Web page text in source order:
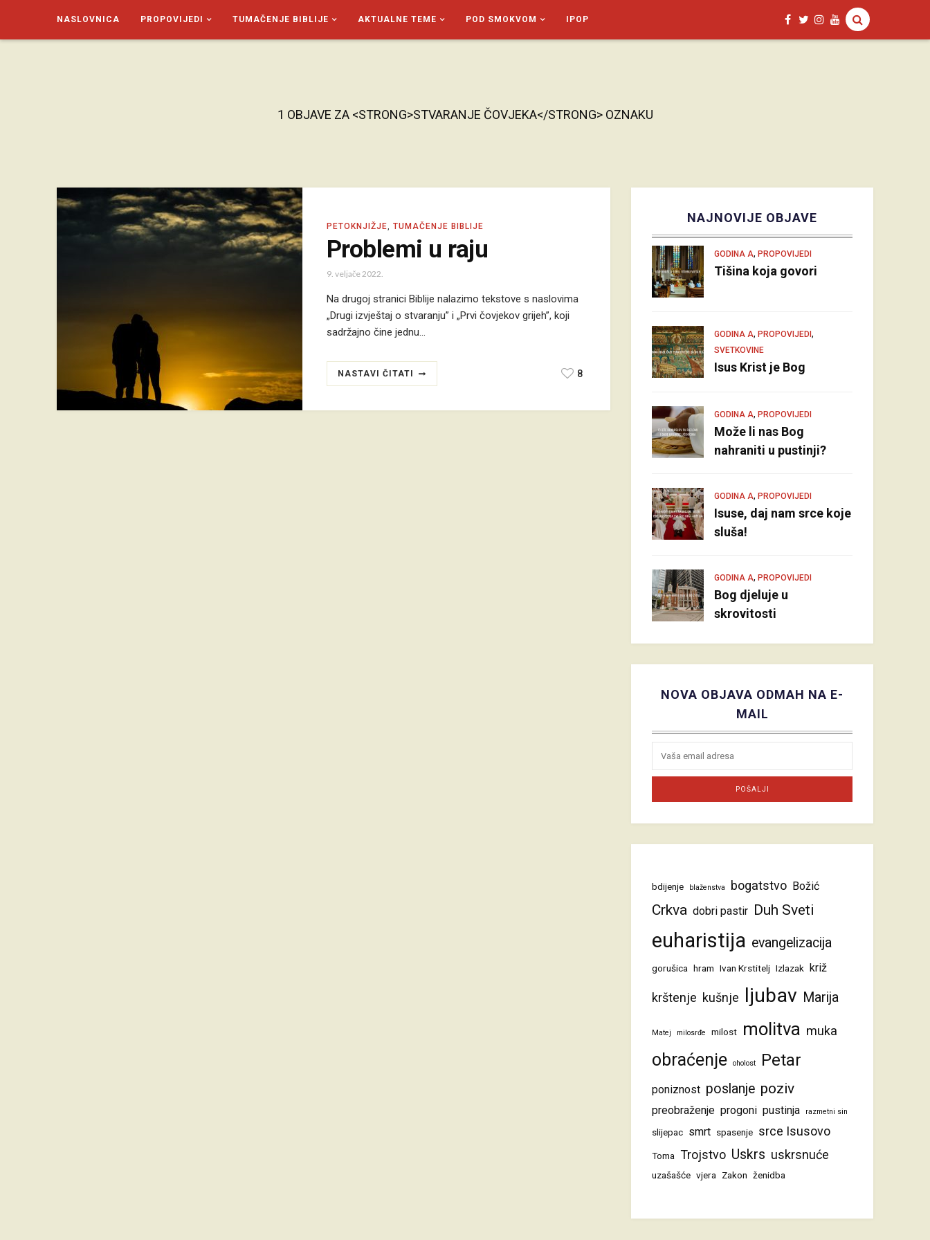
NASLOVNICA PROPOVIJEDI TUMAČENJE BIBLIJE AKTUALNE TEME POD SMOKVOM IPOP
1 OBJAVE ZA <STRONG>STVARANJE ČOVJEKA</STRONG> OZNAKU
PETOKNJIŽJE, TUMAČENJE BIBLIJE
Problemi u raju
9. veljače 2022.
Na drugoj stranici Biblije nalazimo tekstove s naslovima
„Drugi izvještaj o stvaranju” i „Prvi čovjekov grijeh”, koji
sadržajno čine jednu…
NASTAVI ČITATI 8
NAJNOVIJE OBJAVE
GODINA A, PROPOVIJEDI
Tišina koja govori
GODINA A, PROPOVIJEDI ,
SVETKOVINE
Isus Krist je Bog
GODINA A, PROPOVIJEDI
Može li nas Bog
nahraniti u pustinji?
GODINA A, PROPOVIJEDI
Isuse, daj nam srce koje
sluša!
GODINA A, PROPOVIJEDI
Bog djeluje u
skrovitosti
NOVA OBJAVA ODMAH NA E-
MAIL
bdijenje blaženstva bogatstvo Božić
Crkva dobri pastir Duh Sveti
euharistija evangelizacija
gorušica hram Ivan Krstitelj Izlazak križ
krštenje kušnje ljubav Marija
Matej milosrđe milost molitva muka
obraćenje oholost Petar
poniznost poslanje poziv
preobraženje progoni pustinja razmetni sin
slijepac smrt spasenje srce Isusovo
Toma Trojstvo Uskrs uskrsnuće
uzašašće vjera Zakon ženidba